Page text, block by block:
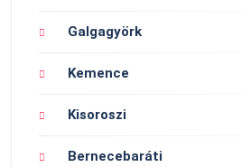
Galgagyörk
Kemence
Kisoroszi
Bernecebaráti